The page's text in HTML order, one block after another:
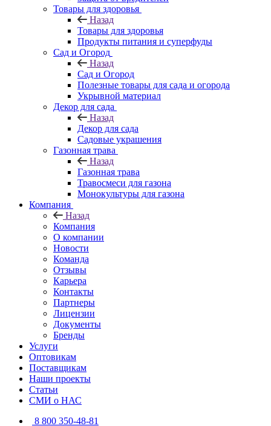
Товары для здоровья
Назад
Товары для здоровья
Продукты питания и суперфуды
Сад и Огород
Назад
Сад и Огород
Полезные товары для сада и огорода
Укрывной материал
Декор для сада
Назад
Декор для сада
Садовые украшения
Газонная трава
Назад
Газонная трава
Травосмеси для газона
Монокультуры для газона
Компания
Назад
Компания
О компании
Новости
Команда
Отзывы
Карьера
Контакты
Партнеры
Лицензии
Документы
Бренды
Услуги
Оптовикам
Поставщикам
Наши проекты
Статьи
СМИ о НАС
8 800 350-48-81